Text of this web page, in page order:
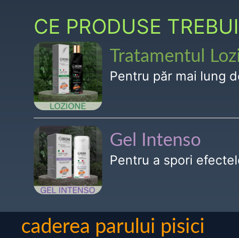
CE PRODUSE
Tratamentul
Pentru păr mai lung
Gel Intenso
Pentru a spori
caderea parului pisici